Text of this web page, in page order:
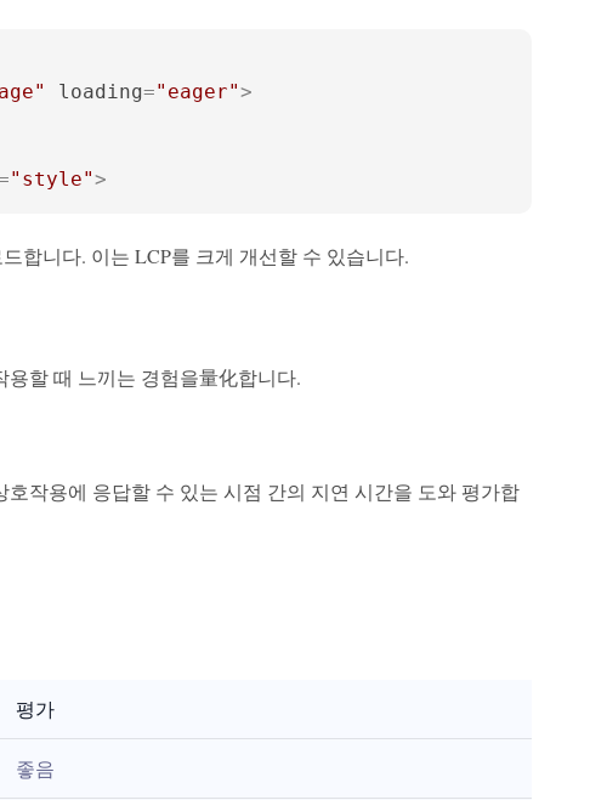
loading="eager">
"style">
합니다. 이는 LCP를 크게 개선할 수 있습니다.
할 때 느끼는 경험을量化합니다.
작용에 응답할 수 있는 시점 간의 지연 시간을 도와 평가합
평가
좋음